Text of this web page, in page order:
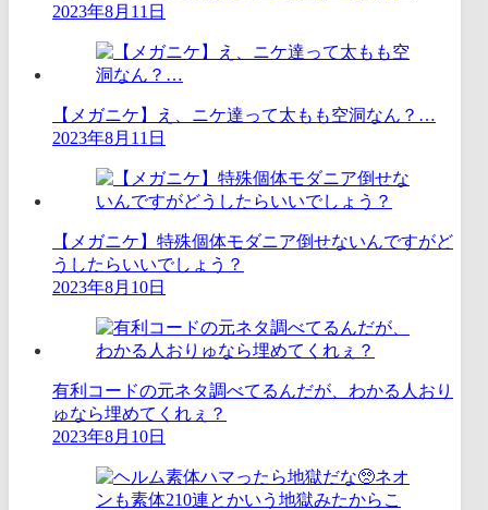
2023年8月11日
【メガニケ】え、ニケ達って太もも空洞なん？…
2023年8月11日
【メガニケ】特殊個体モダニア倒せないんですがど
うしたらいいでしょう？
2023年8月10日
有利コードの元ネタ調べてるんだが、わかる人おり
ゅなら埋めてくれぇ？
2023年8月10日